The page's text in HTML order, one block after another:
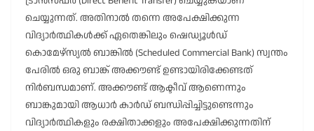
ചെയ്യുന്നത്. അതിനാൽ തന്നെ അപേക്ഷിക്കുന്ന
വിദ്യാർത്ഥികൾക്ക് ഏതെങ്കിലും ഷെഡ്യൂൾഡ്
കൊമേഴ്സ്യൽ ബാങ്കിൽ (Scheduled Commercial Bank) സ്വന്തം
പേരിൽ ഒരു ബാങ്ക് അക്കൗണ്ട് ഉണ്ടായിരിക്കേണ്ടത്
നിർബന്ധമാണ്. അക്കൗണ്ട് ആക്ടീവ് ആണെന്നും
ബാങ്കുമായി ആധാർ കാർഡ് ബന്ധിപ്പിച്ചിട്ടുണ്ടെന്നും
വിദ്യാർത്ഥികളും രക്ഷിതാക്കളും അപേക്ഷിക്കുന്നതിന്